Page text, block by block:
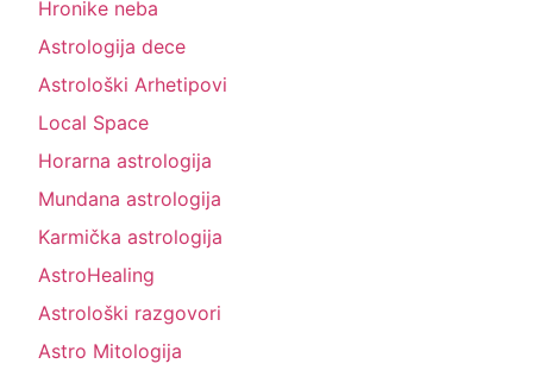
Hronike neba
Astrologija dece
Astrološki Arhetipovi
Local Space
Horarna astrologija
Mundana astrologija
Karmička astrologija
AstroHealing
Astrološki razgovori
Astro Mitologija